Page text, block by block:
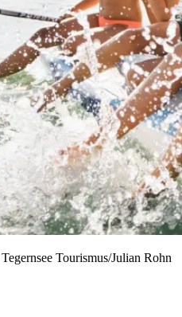
Tourismus/Julian Rohn